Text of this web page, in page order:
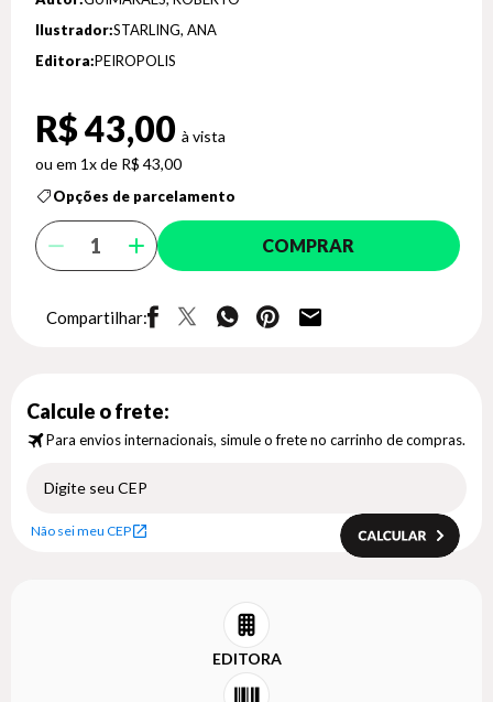
Ilustrador:STARLING, ANA
Editora:PEIROPOLIS
R$ 43,00
1x de R$ 43,00
Opções de parcelamento
COMPRAR
Compartilhar:
Calcule o frete:
Para envios internacionais, simule o frete no carrinho de compras.
Não sei meu CEP
EDITORA